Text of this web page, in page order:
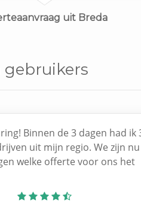
uit Breda
gebruikers
Binnen de 3 dagen had ik
uit mijn regio. We zijn
welke offerte voor ons het